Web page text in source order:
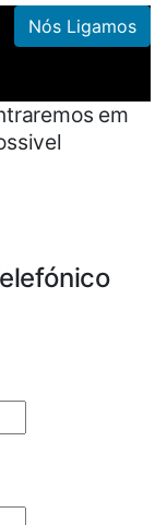
Nós Ligamos
em